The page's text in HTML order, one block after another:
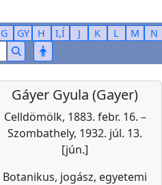
G GY H I,Í J K L M
N
Gáyer Gyula (Gayer)
Celldömölk, 1883. febr. 16. –
Szombathely, 1932. júl. 13.
[jún.]
Botanikus, jogász, egyetemi